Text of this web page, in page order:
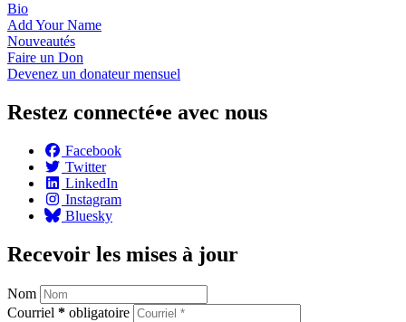
Bio
Add YourName
Nouveautés
Faire un Don
Devenez un donateurmensuel
Restez connecté•e avec nous
Facebook
Twitter
LinkedIn
Instagram
Bluesky
Recevoir les mises à jour
Nom
Courriel * obligatoire